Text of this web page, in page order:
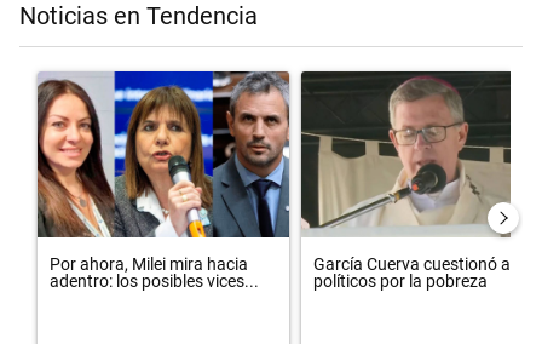
Noticias en Tendencia
Un artículo de tendencia con el título "Por ahora, Milei mira hacia
Por ahora, Milei mira hacia
adentro: los posibles vices...
Un artículo de tendencia con el
García Cuerva cuestionó a los
políticos por la pobreza